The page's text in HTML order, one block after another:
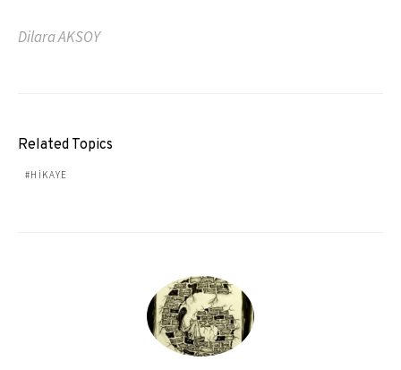
Dilara AKSOY
Related Topics
HIKAYE